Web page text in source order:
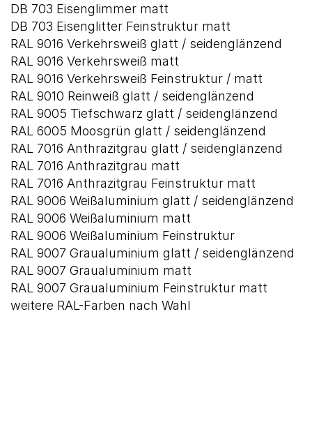
DB 703 Eisenglimmer matt
DB 703 Eisenglitter Feinstruktur matt
RAL 9016 Verkehrsweiß glatt / seidenglänzend
RAL 9016 Verkehrsweiß matt
RAL 9016 Verkehrsweiß Feinstruktur / matt
RAL 9010 Reinweiß glatt / seidenglänzend
RAL 9005 Tiefschwarz glatt / seidenglänzend
RAL 6005 Moosgrün glatt / seidenglänzend
RAL 7016 Anthrazitgrau glatt / seidenglänzend
RAL 7016 Anthrazitgrau matt
RAL 7016 Anthrazitgrau Feinstruktur matt
RAL 9006 Weißaluminium glatt / seidenglänzend
RAL 9006 Weißaluminium matt
RAL 9006 Weißaluminium Feinstruktur
RAL 9007 Graualuminium glatt / seidenglänzend
RAL 9007 Graualuminium matt
RAL 9007 Graualuminium Feinstruktur matt
weitere RAL-Farben nach Wahl